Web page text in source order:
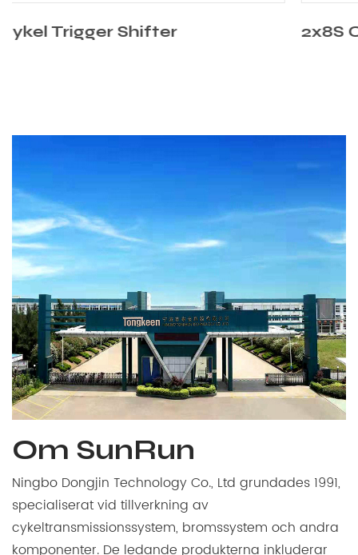
2x8S Cykel Trigger Shifter
Om SunRun
Ningbo Dongjin Technology Co., Ltd grundades 1991,
specialiserat vid tillverkning av
cykeltransmissionssystem, bromssystem och andra
komponenter. De ledande produkterna inkluderar